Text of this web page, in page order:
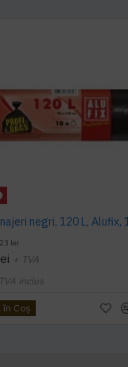
lei
+ TVA
TVA inclus
în Coş